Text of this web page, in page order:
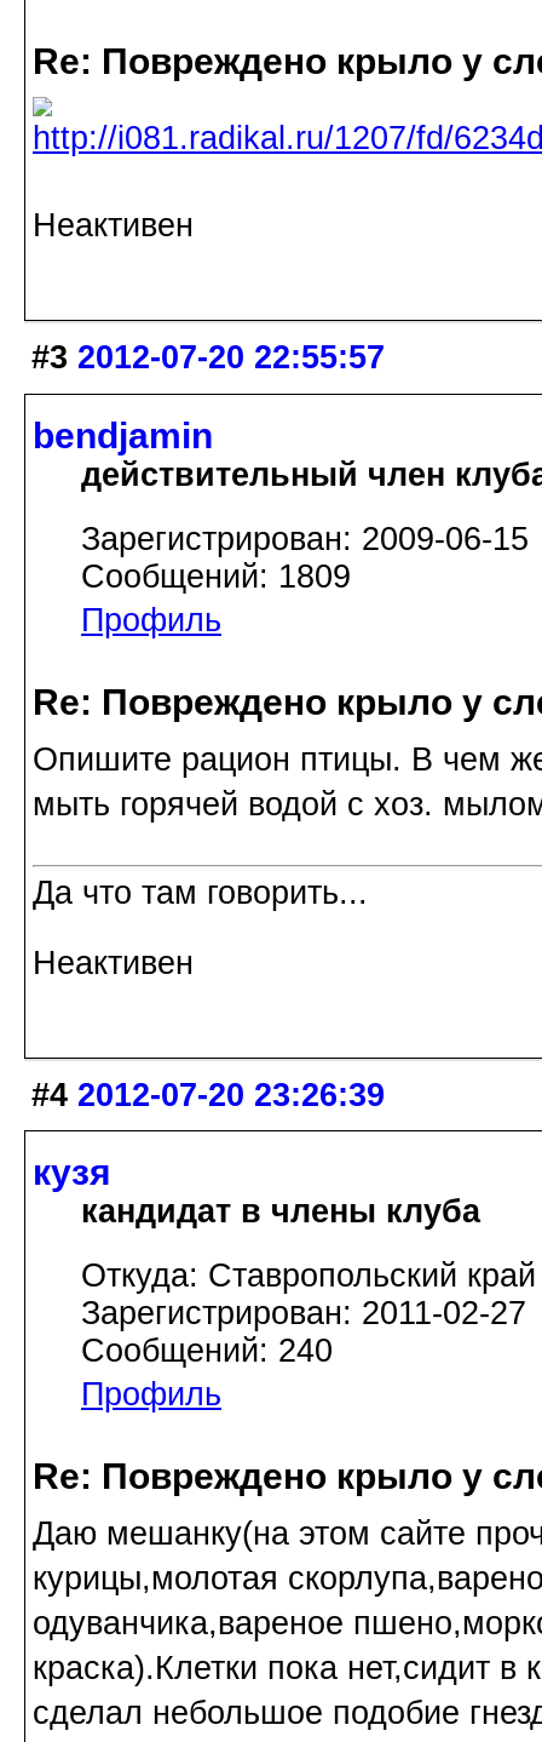
Re: Повреждено крыло у
Неактивен
#3 2012-07-20 22:55:57
bendjamin
действительный член
Зарегистрирован: 2009-06-15
Сообщений: 1809
Профиль
Re: Повреждено крыло у
Опишите рацион птицы. В чем
мыть горячей водой с хоз.
Да что там говорить...
Неактивен
#4 2012-07-20 23:26:39
кузя
кандидат в члены клуба
Откуда: Ставропольский край
Зарегистрирован: 2011-02-27
Сообщений: 240
Профиль
Re: Повреждено крыло у
Даю мешанку(на этом сайте
курицы,молотая
одуванчика,вареное
краска).Клетки пока нет,сидит
сделал небольшое подобие